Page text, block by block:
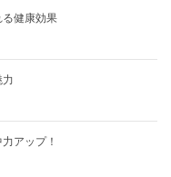
健康効果
アップ！